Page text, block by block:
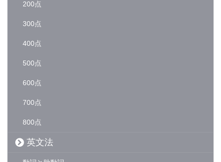
200点
300点
400点
500点
600点
700点
800点
英文法